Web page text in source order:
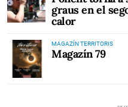
graus en el
calor
MAGAZÍN TERRITORIS
Magazín 79